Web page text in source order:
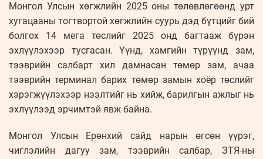
Монгол Улсын хөгжлийн 2025 оны төлөвлөгөөнд урт
хугацааны тогтвортой хөгжлийн суурь дэд бүтцийг бий
болгох 14 мега төслийг 2025 онд багтааж бүрэн
эхлүүлэхээр тусгасан. Үүнд, хамгийн түрүүнд зам,
тээврийн салбарт хил дамнасан төмөр зам, ачаа
тээврийн терминал барих төмөр замын хоёр төслийг
хэрэгжүүлэхээр нээлтийг нь хийж, барилгын ажлыг нь
эхлүүлээд эрчимтэй явж байна.
Монгол Улсын Ерөнхий сайд нарын өгсөн үүрэг,
чиглэлийн дагуу зам, тээврийн салбар, ЗТЯ-ны